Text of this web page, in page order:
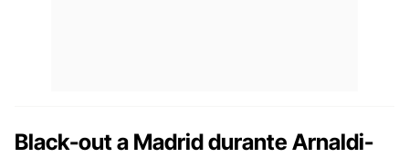
Black-out a Madrid durante Arnaldi-